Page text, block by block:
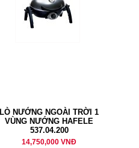
LÒ NƯỚNG NGOÀI TRỜI 1
VÙNG NƯỚNG HAFELE
537.04.200
14,750,000 VNĐ